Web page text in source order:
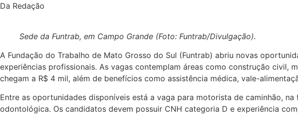
Da Redação
Sede da Funtrab, em Campo Grande (Foto: Funtrab/Divulgação).
A Fundação do Trabalho de Mato Grosso do Sul (Funtrab) abriu novas
experiências profissionais. As vagas contemplam áreas como construção civil,
chegam a R$ 4 mil, além de benefícios como assistência médica, vale-
Entre as oportunidades disponíveis está a vaga para motorista de caminhão,
odontológica. Os candidatos devem possuir CNH categoria D e experiência